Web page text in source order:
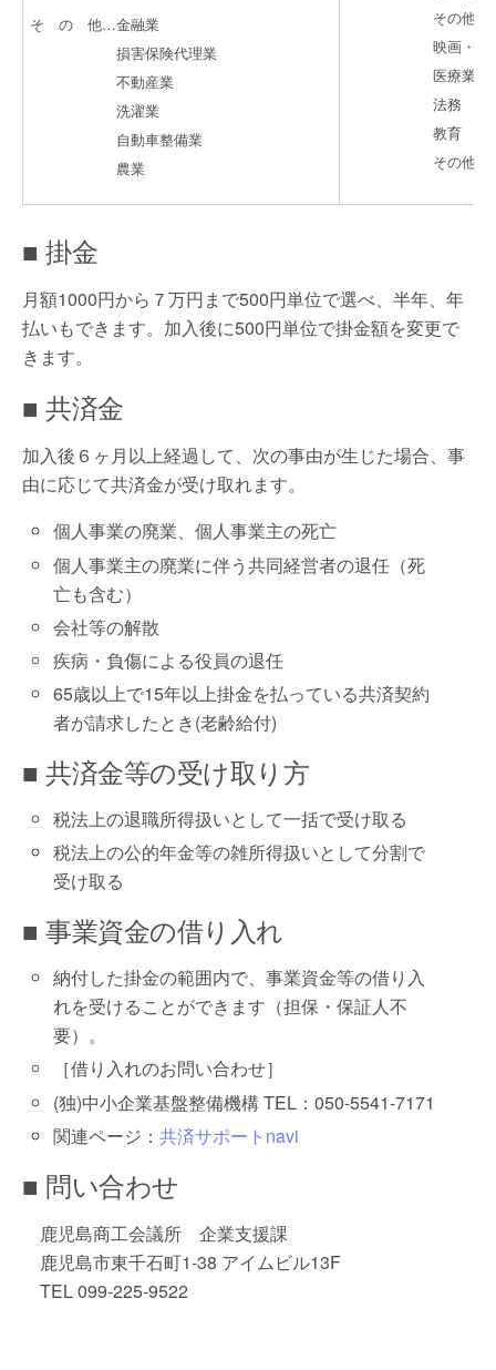
そ の 他…金融業
損害保険代理業
不動産業
洗濯業
自動車整備業
農業
その他修
映画・ビデ
医療業
法務
教育
その他サー
■ 掛金
月額1000円から７万円まで500円単位で選べ、半年、年
払いもできます。加入後に500円単位で掛金額を変更で
きます。
■ 共済金
加入後６ヶ月以上経過して、次の事由が生じた場合、事
由に応じて共済金が受け取れます。
個人事業の廃業、個人事業主の死亡
個人事業主の廃業に伴う共同経営者の退任（死
亡も含む）
会社等の解散
疾病・負傷による役員の退任
65歳以上で15年以上掛金を払っている共済契約
者が請求したとき(老齢給付)
■ 共済金等の受け取り方
税法上の退職所得扱いとして一括で受け取る
税法上の公的年金等の雑所得扱いとして分割で
受け取る
■ 事業資金の借り入れ
納付した掛金の範囲内で、事業資金等の借り入
れを受けることができます（担保・保証人不
要）。
［借り入れのお問い合わせ］
(独)中小企業基盤整備機構 TEL：050-5541-7171
関連ページ：共済サポートnavi
■ 問い合わせ
鹿児島商工会議所 企業支援課
鹿児島市東千石町1-38 アイムビル13F
TEL 099-225-9522